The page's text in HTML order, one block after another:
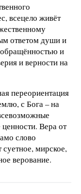
всецело живёт
ответом души и
и
и верности на
переориентация
с Бога – на
Вера от
слово
суетное, мирское,
верование.